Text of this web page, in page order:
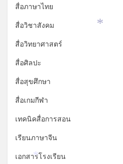
สื่อภาษาไทย
สื่อวิชาสังคม
สื่อวิทยาศาสตร์
สื่อศิลปะ
สื่อสุขศึกษา
สื่อเกมกีฬา
เทคนิคสื่อการสอน
เรียนภาษาจีน
เอกสารโรงเรียน